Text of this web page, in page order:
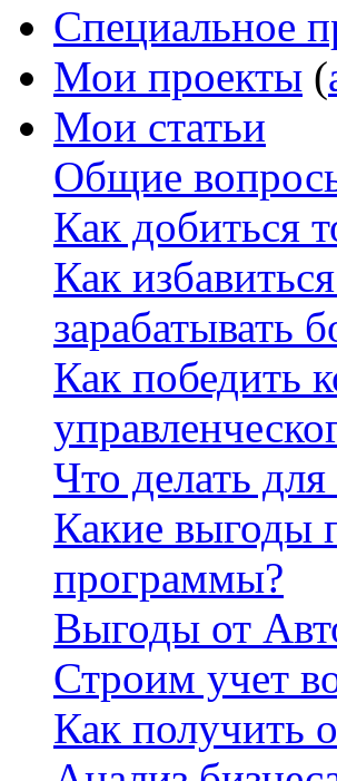
Специальное
Мои проекты (
Мои статьи
Общие
Как добиться
Как
зарабатывать
Как победить
Что делать
Какие выгоды
программы?
Выгоды от
Строим учет
Как получить